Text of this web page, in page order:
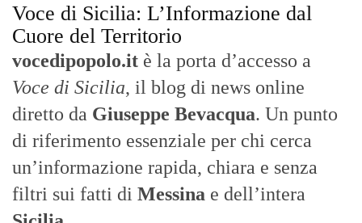
Voce di Sicilia: L’Informazione dal
Cuore del Territorio
vocedipopolo.it è la porta d’accesso a
Voce di Sicilia, il blog di news online
diretto da Giuseppe Bevacqua. Un punto
di riferimento essenziale per chi cerca
un’informazione rapida, chiara e senza
filtri sui fatti di Messina e dell’intera